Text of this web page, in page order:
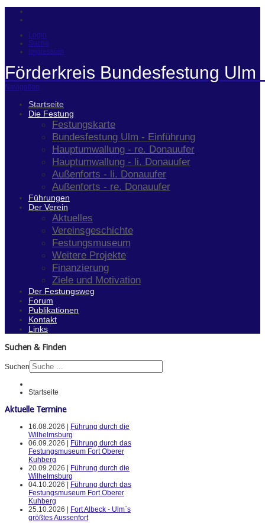
Login
Suche
Impressum
Förderkreis Bundesfestung Ulm
Navigation
Startseite
Die Festung
Festungskarte
Bundesfestung Ulm - Einführung
Hauptumwallung - re. Donauufer
Hauptumwallung - li. Donauufer
Außenforts - li. Donauufer
Außenforts - re. Donauufer
Führungen
Der Verein
Aktuelles
Vereinsgeschichte
Festungsmuseum
Weitere Projekte
Finanzierung
Ziele und Motivation
Der Festungsweg
Forum
Publikationen
Kontakt
Links
Suchen & Finden
Suchen
Startseite
Aktuelle Termine
16.08.2026 |
Führung durch die
Wilhelmsburg
06.09.2026 |
Führung durch das
Festungsmuseum Fort Oberer
Kuhberg
20.09.2026 |
Führung durch die
Wilhelmsburg
04.10.2026 |
Führung durch das
Festungsmuseum Fort Oberer
Kuhberg
25.10.2026 |
Fort Albeck - Ulm`s
größtes Aussenfort